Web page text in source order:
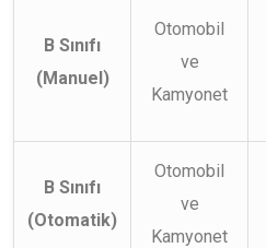
B Sınıfı
(Manuel)
Otomobil
ve
Kamyonet
B Sınıfı
(Otomatik)
Otomobil
ve
Kamyonet